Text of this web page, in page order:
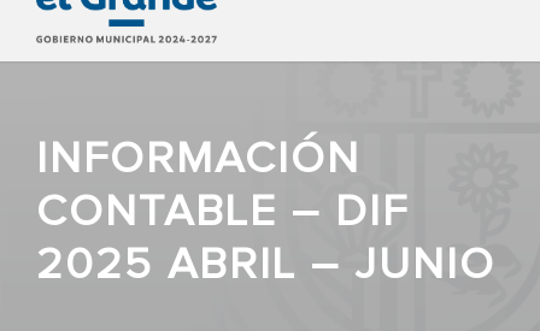
INFORMACIÓN
CONTABLE – DIF
2025 ABRIL – JUNIO